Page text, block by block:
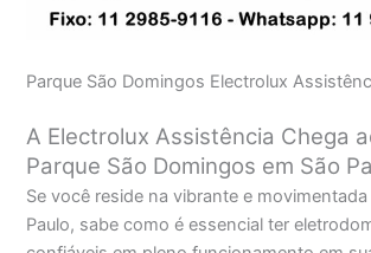
Parque São Domingos Electrolux
A Electrolux Assistência Chega
Parque São Domingos em São
Se você reside na vibrante e
Paulo, sabe como é essencial ter